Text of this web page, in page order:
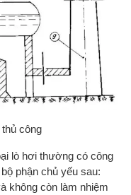
công
lò hơi thường có công
phận chủ yếu sau:
không còn làm nhiệm